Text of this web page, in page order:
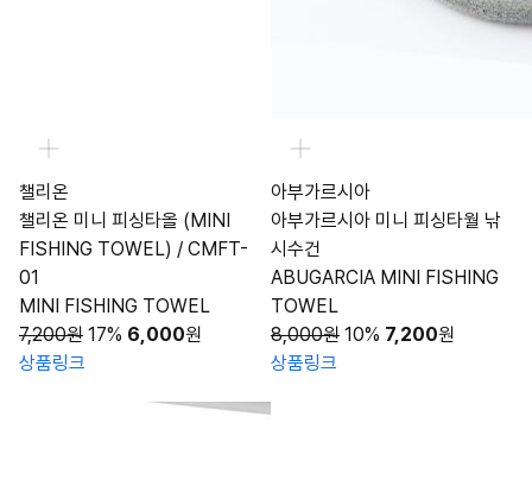
챌리온
챌리온 미니 피싱타올 (MINI
FISHING TOWEL) / CMFT-
01
MINI FISHING TOWEL
7,200원 17% 6,000원
상품링크
아부가르시아
아부가르시아 미니 피싱타월 낚
시수건
ABUGARCIA MINI FISHING
TOWEL
8,000원 10% 7,200원
상품링크